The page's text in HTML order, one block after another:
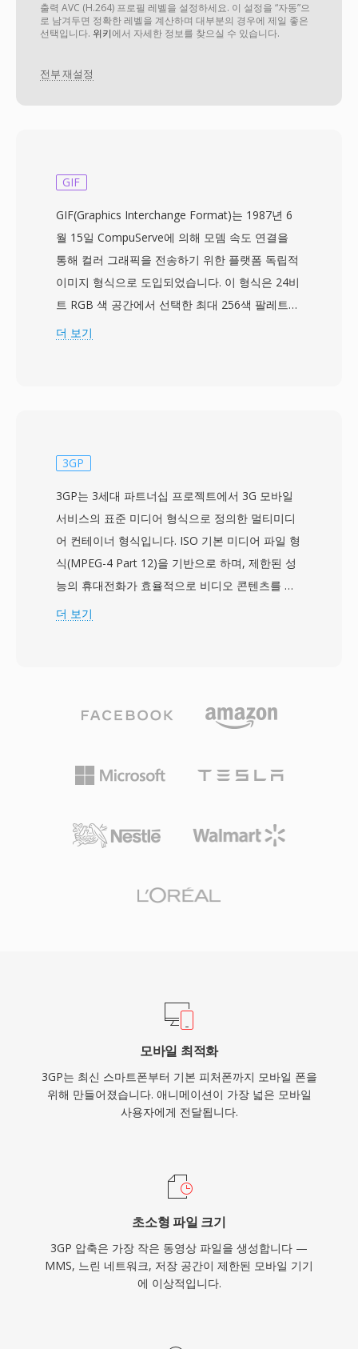
출력 AVC (H.264) 프로필 레벨을 설정하세요. 이 설정을 “자동”으
로 남겨두면 정확한 레벨을 계산하며 대부분의 경우에 제일 좋은
선택입니다. 위키에서 자세한 정보를 찾으실 수 있습니다.
전부 재설정
GIF
GIF(Graphics Interchange Format)는 1987년 6
월 15일 CompuServe에 의해 모뎀 속도 연결을
통해 컬러 그래픽을 전송하기 위한 플랫폼 독립적
이미지 형식으로 도입되었습니다. 이 형식은 24비
트 RGB 색 공간에서 선택한 최대 256색 팔레트의
인덱스 컬러 이미지에 LZW(Lempel-Ziv-Welch)
있어 짧은 반복 애니메이션을 구현합니다. 또한 이
정)와 점진적 렌더링을 위한 인터레이스 표시를
지원합니다. GIF는 웹 문화의 상징이 되었습니다
— 초기 웹사이트, 메시징 플랫폼, 소셜 미디어에
서 애니메이션 GIF가 확산되어 그 자체로 하나의
커뮤니케이션 수단으로 발전했습니다. 한 가지 장
점은 보편적인 애니메이션 지원입니다 — GIF 애
애니메이션 형식이 달성하지 못한 수준의 보편성
입니다. 팔레트 기반 이미지에 대한 무손실 압축은
가장자리(로고, 다이어그램, UI 요소)가 있는 그래
로 압축됩니다. GIF 사용을 위협했던 LZW 특허는
2004년에 만료되었고, WebP 및 AVIF 같은 최신
공하지만, GIF의 문화적 입지로 인해 캐주얼 애니
더 보기
3GP
3GP는 3세대 파트너십 프로젝트에서 3G 모바일
서비스의 표준 미디어 형식으로 정의한 멀티미디
어 컨테이너 형식입니다. ISO 기본 미디어 파일 형
식(MPEG-4 Part 12)을 기반으로 하며, 제한된 성
능의 휴대전화가 효율적으로 비디오 콘텐츠를 촬
영, 저장, 재생할 수 있도록 저장 용량과 대역폭 요
와 기기 하드웨어가 파일 크기에 엄격한 제약을 가
데 핵심적인 역할을 했습니다. 이 간소화된 컨테이
너는 일반 MP4 파일에 있는 오버헤드를 제거하여
는 상당히 작은 파일을 생성합니다. 3GP는 GSM
함할 수 있습니다. 주요 단말기 제조사들의 폭넓은
자료의 아카이브나 대역폭 효율적인 비디오 전송
이 여전히 중요한 지역에서 발견됩니다.
더 보기
모바일 최적화
3GP는 최신 스마트폰부터 기본 피처폰까지 모바일 폰을
위해 만들어졌습니다. 애니메이션이 가장 넓은 모바일
사용자에게 전달됩니다.
초소형 파일 크기
3GP 압축은 가장 작은 동영상 파일을 생성합니다 —
MMS, 느린 네트워크, 저장 공간이 제한된 모바일 기기
에 이상적입니다.